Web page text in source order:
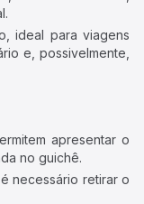
ideal para viagens
e, possivelmente,
apresentar o
no guichê.
necessário retirar o